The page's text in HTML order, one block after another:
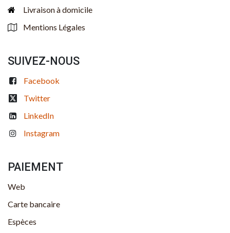
Livraison à domicile
Mentions Légales
SUIVEZ-NOUS
Facebook
Twitter
LinkedIn
Instagram
PAIEMENT
Web
Carte bancaire
Espèces